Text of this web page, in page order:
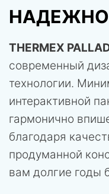
THERMEX
современный
технологии.
интерактивной
гармонично
благодаря
продуманной
вам долгие годы